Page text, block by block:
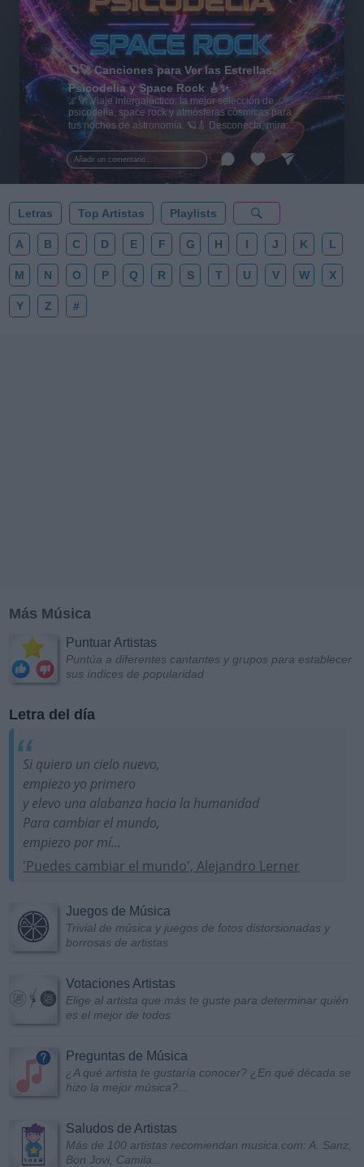
Añadir un comentario ...
🪐🚀 Canciones para Ver las Estrellas:
Psicodelia y Space Rock 🎸✨
🌌🚀 Viaje intergaláctico: la mejor selección de
psicodelia, space rock y atmósferas cósmicas para
tus noches de astronomía. 🪐🎸 Desconecta, mira
al firmamento y siente la gravedad cero. 💾 ¡Guarda
esta colección para tu próxima noche estrellada!
✨⭐
Letras Top Artistas Playlists
A B C D E F G H I J K L
M N O P Q R S T U V W X
Y Z #
Más Música
Puntuar Artistas
Puntúa a diferentes cantantes y grupos para establecer
sus índices de popularidad
Letra del día
Si quiero un cielo nuevo,
empiezo yo primero
y elevo una alabanza hacia la humanidad
Para cambiar el mundo,
empiezo por mí...
'Puedes cambiar el mundo', Alejandro Lerner
Juegos de Música
Trivial de música y juegos de fotos distorsionadas y
borrosas de artistas
Votaciones Artistas
Elige al artista que más te guste para determinar quién
es el mejor de todos
Preguntas de Música
¿A qué artista te gustaría conocer? ¿En qué década se
hizo la mejor música?...
Saludos de Artistas
Más de 100 artistas recomiendan musica.com: A. Sanz,
Bon Jovi, Camila...